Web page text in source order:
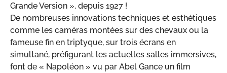
Grande Version », depuis 1927 !
De nombreuses innovations techniques et esthétiques
comme les caméras montées sur des chevaux ou la
fameuse fin en triptyque, sur trois écrans en
simultané, préfigurant les actuelles salles immersives,
font de « Napoléon » vu par Abel Gance un film